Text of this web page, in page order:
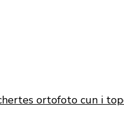
ortofoto cun i